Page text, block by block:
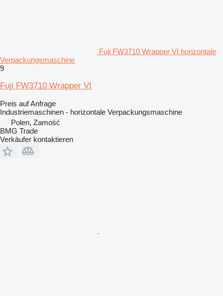
Fuji FW3710 Wrapper VI horizontale
Verpackungsmaschine
9
Fuji FW3710 Wrapper VI
Preis auf Anfrage
Industriemaschinen - horizontale Verpackungsmaschine
Polen, Zamość
BMG Trade
Verkäufer kontaktieren